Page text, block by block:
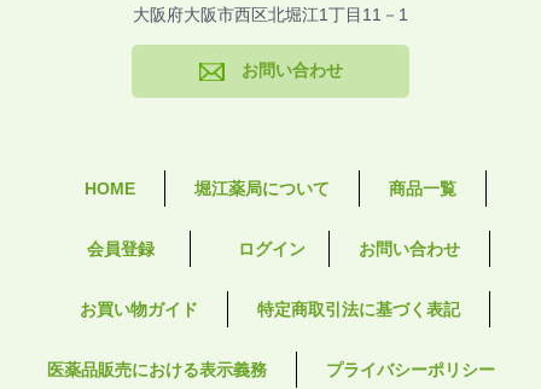
大阪府大阪市西区北堀江1丁目11－1
お問い合わせ
HOME 堀江薬局について 商品一覧
会員登録 ログイン お問い合わせ
お買い物ガイド 特定商取引法に基づく表記
医薬品販売における表示義務 プライバシーポリシー